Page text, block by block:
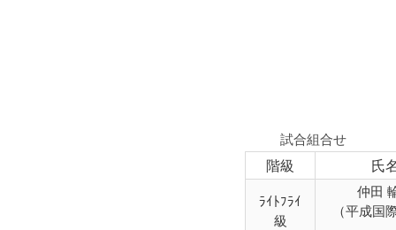
試合組合せ
階級 氏
ﾗｲﾄﾌﾗｲ
級
仲田
（平成国